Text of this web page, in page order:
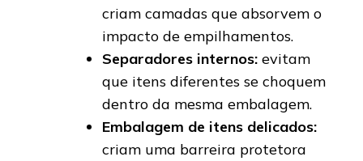
criam camadas que absorvem o
impacto de empilhamentos.
Separadores internos: evitam
que itens diferentes se choquem
dentro da mesma embalagem.
Embalagem de itens delicados:
criam uma barreira protetora